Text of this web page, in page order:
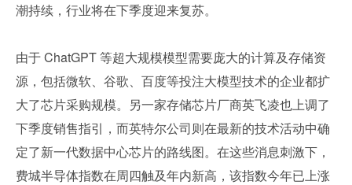
潮持续，行业将在下季度迎来复苏。
由于 ChatGPT 等超大规模模型需要庞大的计算及存储资
源，包括微软、谷歌、百度等投注大模型技术的企业都扩
大了芯片采购规模。另一家存储芯片厂商英飞凌也上调了
下季度销售指引，而英特尔公司则在最新的技术活动中确
定了新一代数据中心芯片的路线图。在这些消息刺激下，
费城半导体指数在周四触及年内新高，该指数今年已上涨